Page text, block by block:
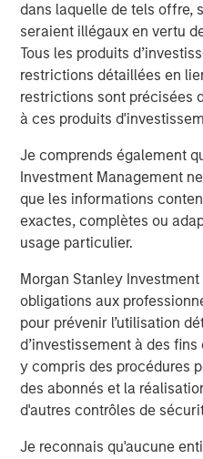
dans laquelle de tels offre,
seraient illégaux en vertu
Tous les produits
restrictions détaillées en
restrictions sont précisées
à ces produits
Je comprends également
Investment Management
que les informations
exactes, complètes ou
usage particulier.
Morgan Stanley
obligations aux
pour prévenir l’utilisation
d’investissement à des
y compris des procédures
des abonnés et la
d'autres contrôles de
Je reconnais qu'aucune
Jim Caron
Chief
Group
Analyses